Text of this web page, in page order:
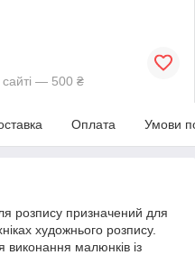
— 500 ₴
Оплата Умови
розпису призначений для
художнього розпису.
малюнків із